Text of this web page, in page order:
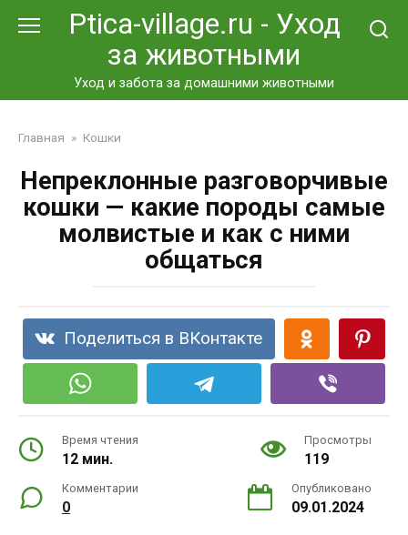
Ptica-village.ru - Уход
за животными
Уход и забота за домашними животными
Главная » Кошки
Непреклонные разговорчивые
кошки — какие породы самые
молвистые и как с ними
общаться
Поделиться в ВКонтакте
Время чтения
12 мин.
Просмотры
119
Комментарии
0
Опубликовано
09.01.2024